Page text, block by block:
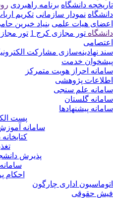
دانشگاه برنامه راهبردی
نمودار سازمانی تکریم
هیات علمی بنیاد خیرین
تور مجازی کرج 1 تور
نهادینه‌سازی مشارکت
خدمت
احراز هویت متمرکز
پژوهشی
علم سنجی
گلستان
پیشنهادها
پست
سامانه آموزش
کتابخانه
پذیرش
احکام
اداری چارگون
حقوقی